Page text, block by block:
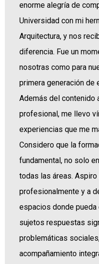
enorme alegría de
Universidad con mi
Arquitectura, y nos
diferencia. Fue un
nosotras como para
primera generación de
Además del contenido
profesional, me llevo
experiencias que me
Considero que la
fundamental, no solo
todas las áreas.
profesionalmente y a
espacios donde pueda
sujetos respuestas
problemáticas
acompañamiento